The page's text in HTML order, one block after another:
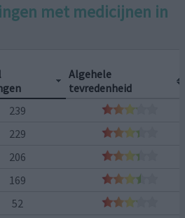
met medicijnen in
Algehele
tevredenheid
239
229
206
169
52